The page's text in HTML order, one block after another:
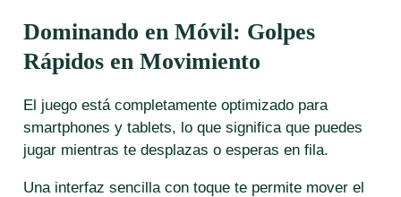
Dominando en Móvil: Golpes
Rápidos en Movimiento
El juego está completamente optimizado para
smartphones y tablets, lo que significa que puedes
jugar mientras te desplazas o esperas en fila.
Una interfaz sencilla con toque te permite mover el